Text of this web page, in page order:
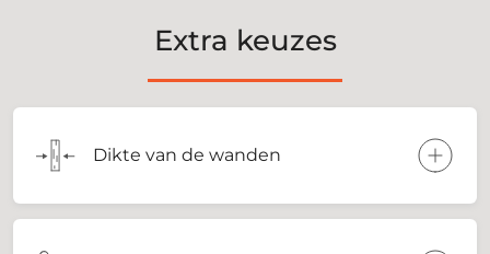
Extra keuzes
Dikte van de wanden